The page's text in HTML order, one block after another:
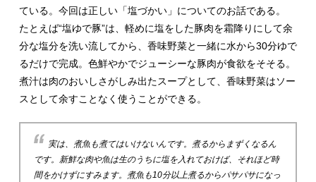
ている。今回は正しい「塩づかい」についてのお話である。
たとえば“塩ゆで豚”は、軽めに塩をした豚肉を霜降りにして余
分な塩分を洗い流してから、香味野菜と一緒に水から30分ゆで
るだけで完成。色鮮やかでジューシーな豚肉が食欲をそそる。
煮汁は肉のおいしさがしみ出たスープとして、香味野菜はソー
スとして余すことなく使うことができる。
実は、煮魚も煮てはいけないんです。煮るからまずくなるん
です。新鮮な肉や魚は生のうちに塩を入れておけば、それほど時
間をかけずにすみます。煮魚も10分以上煮るからパサパサになっ